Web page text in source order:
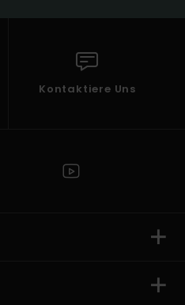
Kontaktiere Uns